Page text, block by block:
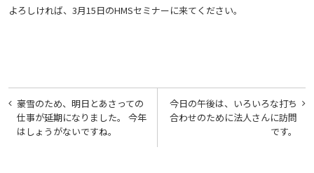
よろしければ、3月15日のHMSセミナーに来てください。
投
稿
ナ
今日の午後は、いろいろな打ち
合わせのために法人さんに訪問
です。
豪雪のため、明日とあさっての
仕事が延期になりました。 今年
はしょうがないですね。